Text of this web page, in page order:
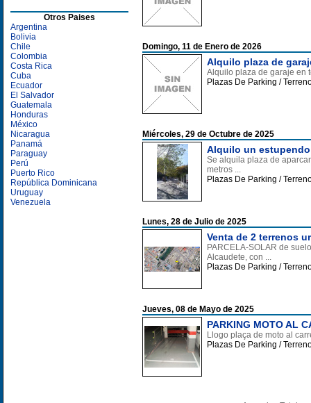
Otros Paises
Argentina
Bolivia
Chile
Colombia
Costa Rica
Cuba
Ecuador
El Salvador
Guatemala
Honduras
México
Nicaragua
Panamá
Paraguay
Perú
Puerto Rico
República Dominicana
Uruguay
Venezuela
Domingo, 11 de Enero de 2026
Alquilo plaza de
Alquilo plaza de garaje en
Plazas De Parking /
Miércoles, 29 de Octubre de 2025
Alquilo un
Se alquila plaza de
metros ...
Plazas De Parking /
Lunes, 28 de Julio de 2025
Venta de 2 terrenos
PARCELA-SOLAR de
Alcaudete, con ...
Plazas De Parking /
Jueves, 08 de Mayo de 2025
PARKING MOTO AL
Llogo plaça de moto al
Plazas De Parking /